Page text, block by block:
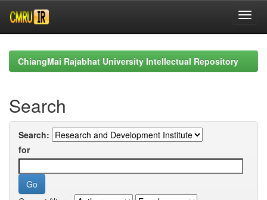
navigationChiangMai Rajabhat University Intellectual Repository
Search
Search:
for